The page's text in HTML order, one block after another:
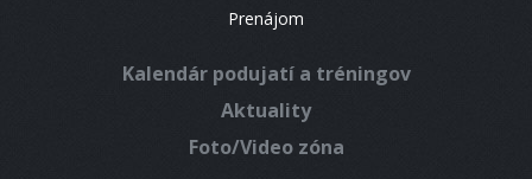
Prenájom
Kalendár podujatí a tréningov
Aktuality
Foto/Video zóna